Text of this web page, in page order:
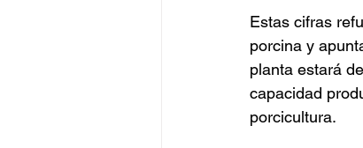
Estas cifras
porcina y
planta estará
capacidad
porcicultura.